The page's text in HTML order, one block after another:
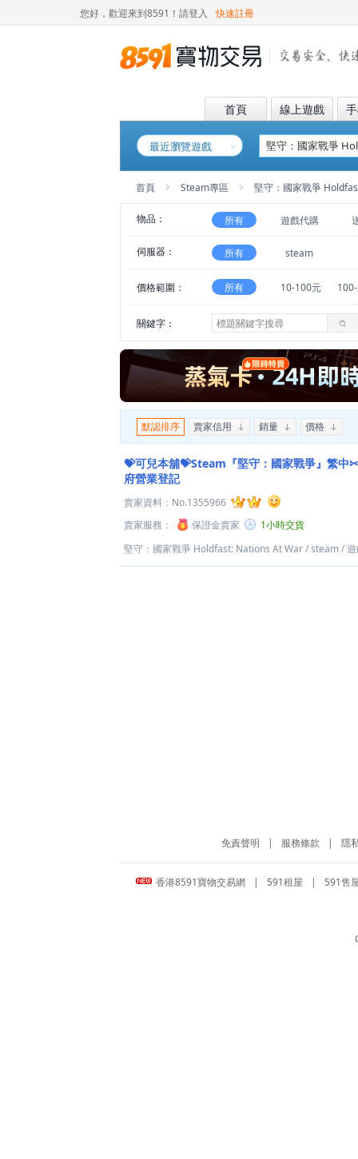
您好，歡迎來到8591！ 請登入 快速註冊
首頁 線上遊戲
最近瀏覽遊戲
首頁 Steam專區 堅守：國家戰爭
物品： 所有 遊戲代購
伺服器： 所有 steam
價格範圍： 所有 10-100元
關鍵字：
默認排序 賣家信用 銷量 價格
💝可兒本舖💝Steam『堅守：國家戰爭』繁
府營業登記
賣家資料： No.1355966
賣家服務：
保證金賣家
1小時交貨
堅守：國家戰爭 Holdfast: Nations At War/steam/
免責聲明 | 服務條款 | 隱
香港8591寶物交易網 | 591租屋 | 591售